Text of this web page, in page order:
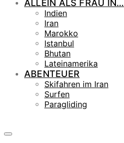
ALLEIN ALS FRAU IN…
Indien
Iran
Marokko
Istanbul
Bhutan
Lateinamerika
ABENTEUER
Skifahren im Iran
Surfen
Paragliding